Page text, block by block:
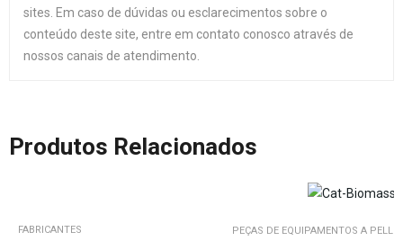
sites. Em caso de dúvidas ou esclarecimentos sobre o
conteúdo deste site, entre em contato conosco através de
nossos canais de atendimento.
Produtos Relacionados
FABRICANTES PEÇAS DE EQUIPAMENTOS A